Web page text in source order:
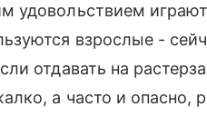
удовольствием
взрослые -
отдавать на
а часто и опасно,